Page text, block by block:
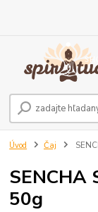
Úvod Čaj
SENCHA
50g